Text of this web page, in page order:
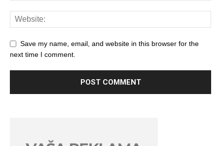
Save my name, email, and website in this browser for the
next time I comment.